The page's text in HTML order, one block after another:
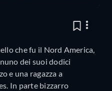
che fu il Nord America,
dei suoi dodici
e una ragazza a
In parte bizzarro